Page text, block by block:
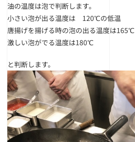
油の温度は泡で判断します。
小さい泡が出る温度は 120℃の低温
唐揚げを揚げる時の泡の出る温度は165℃
激しい泡がでる温度は180℃
と判断します。